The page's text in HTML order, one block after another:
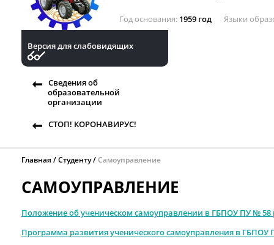
Год основания 1959 год Языки
Версия для слабовидящих
Сведения об
образовательной
организации
СТОП! КОРОНАВИРУС!
Главная Студенту Самоуправление
САМОУПРАВЛЕНИЕ
Положение об ученическом самоуправлении в ГБПОУ ПУ №
Программа развития ученического самоуправления в ГБПОУ